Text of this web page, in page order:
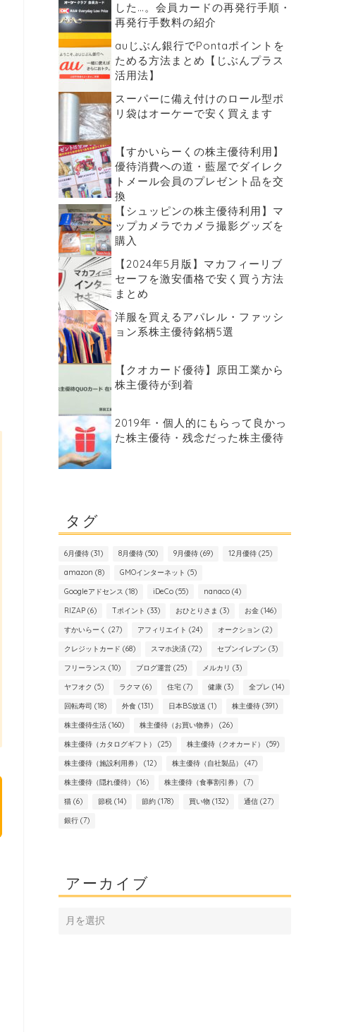
した…。会員カードの再発行手順・
再発行手数料の紹介
auじぶん銀行でPontaポイントを
ためる方法まとめ【じぶんプラス
活用法】
スーパーに備え付けのロール型ポ
リ袋はオーケーで安く買えます
【すかいらーくの株主優待利用】
優待消費への道・藍屋でダイレク
トメール会員のプレゼント品を交
換
【シュッピンの株主優待利用】マ
ップカメラでカメラ撮影グッズを
購入
【2024年5月版】マカフィーリブ
セーフを激安価格で安く買う方法
まとめ
洋服を買えるアパレル・ファッシ
ョン系株主優待銘柄5選
【クオカード優待】原田工業から
株主優待が到着
2019年・個人的にもらって良かっ
た株主優待・残念だった株主優待
タグ
6月優待(31) 8月優待(50) 9月優待(69) 12月優待(25)
amazon (8) GMOインターネット (5)
Googleアドセンス (18) iDeCo(55) nanaco(4)
RIZAP(6) Tポイント (33) おひとりさま (3) お金(146)
すかいらーく (27) アフィリエイト (24) オークション (2)
クレジットカード (68) スマホ決済(72) セブンイレブン (3)
フリーランス (10) ブログ運営(25) メルカリ (3)
ヤフオク (5) ラクマ (6) 住宅(7) 健康(3) 全プレ (14)
回転寿司 (18) 外食(131) 日本BS放送 (1) 株主優待(391)
株主優待生活(160) 株主優待（お買い物券） (26)
株主優待（カタログギフト） (25) 株主優待（クオカード） (59)
株主優待（施設利用券） (12) 株主優待（自社製品） (47)
株主優待（隠れ優待） (16) 株主優待（食事割引券） (7)
猫(6) 節税(14) 節約(178) 買い物(132) 通信(27)
銀行(7)
アーカイブ